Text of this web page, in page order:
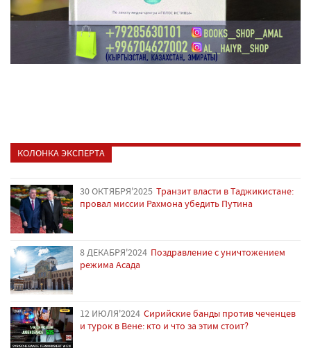
КОЛОНКА ЭКСПЕРТА
30 ОКТЯБРЯ'2025 Транзит власти в Таджикистане:
провал миссии Рахмона убедить Путина
8 ДЕКАБРЯ'2024 Поздравление с уничтожением
режима Асада
12 ИЮЛЯ'2024 Сирийские банды против чеченцев
и турок в Вене: кто и что за этим стоит?